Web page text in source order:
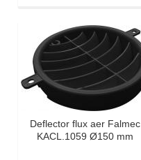
Deflector flux aer Falmec
KACL.1059 Ø150 mm